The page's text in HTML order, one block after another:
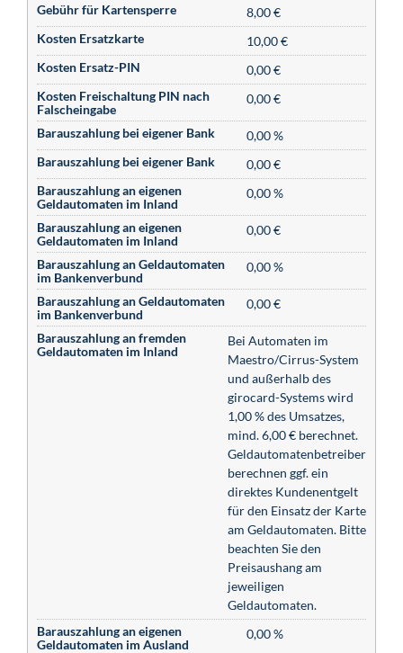
Gebühr für Kartensperre
8,00 €
Kosten Ersatzkarte
10,00 €
Kosten Ersatz-PIN
0,00 €
Kosten Freischaltung PIN nach
Falscheingabe
0,00 €
Barauszahlung bei eigener Bank
0,00 %
Barauszahlung bei eigener Bank
0,00 €
Barauszahlung an eigenen
Geldautomaten im Inland
0,00 %
Barauszahlung an eigenen
Geldautomaten im Inland
0,00 €
Barauszahlung an Geldautomaten
im Bankenverbund
0,00 %
Barauszahlung an Geldautomaten
im Bankenverbund
0,00 €
Barauszahlung an fremden
Geldautomaten im Inland
Bei Automaten im
Maestro/Cirrus-System
und außerhalb des
girocard-Systems wird
1,00 % des Umsatzes,
mind. 6,00 € berechnet.
Geldautomatenbetreiber
berechnen ggf. ein
direktes Kundenentgelt
für den Einsatz der Karte
am Geldautomaten. Bitte
beachten Sie den
Preisaushang am
jeweiligen
Geldautomaten.
Barauszahlung an eigenen
Geldautomaten im Ausland
0,00 %